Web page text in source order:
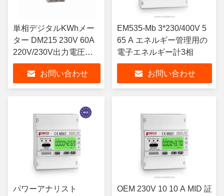
単相デジタルKWhメー
ター DM215 230V 60A
220V/230V出力電圧
72*100*1065
お問い合わせ
EM535-Mb 3*230/400V 5
65 A エネルギー管理用の
電子エネルギー計3相
お問い合わせ
パワーアナリスト
OEM 230V 10 10 A MID 証